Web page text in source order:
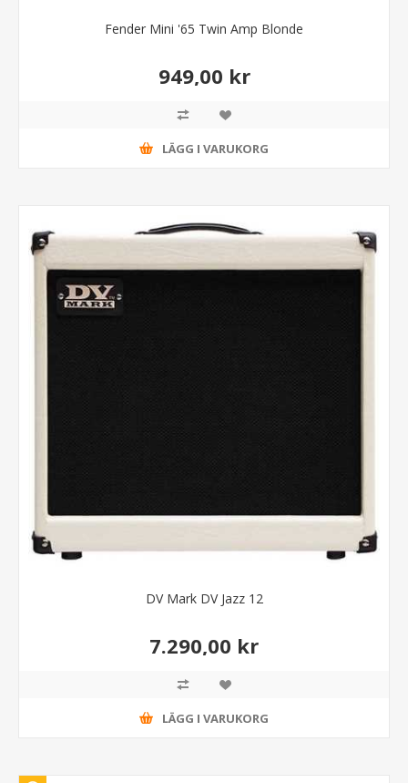
Fender Mini '65 Twin Amp Blonde
949,00 kr
LÄGG I VARUKORG
DV Mark DV Jazz 12
7.290,00 kr
LÄGG I VARUKORG